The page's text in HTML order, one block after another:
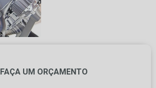
FAÇA UM ORÇAMENTO